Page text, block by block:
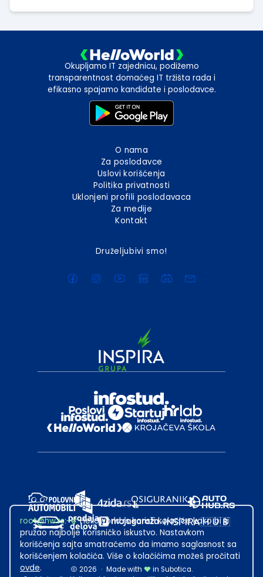
Okupljamo IT zajednicu, podižemo
transparentnost domaćeg IT tržišta rada i
efikasno spajamo kandidate i poslodavce.
O nama
Za poslodavce
Uslovi korišćenja
Politika privatnosti
Uklonjeni profili poslodavaca
Za medije
Kontakt
Druželjubivi smo!
2026 · Made with
in Subotica.
root@hw.rs:~#Helloworld.rs koristi kolačiće kako bi ti
pružao najbolje korisničko iskustvo. Nastavkom
korišćenja sajta smatraćemo da imamo saglasnost sa
korišćenjem kolačića. Više o kolačićima možeš pročitati
ovde.